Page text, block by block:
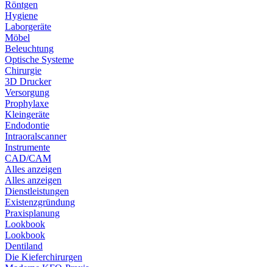
Röntgen
Hygiene
Laborgeräte
Möbel
Beleuchtung
Optische Systeme
Chirurgie
3D Drucker
Versorgung
Prophylaxe
Kleingeräte
Endodontie
Intraoralscanner
Instrumente
CAD/CAM
Alles anzeigen
Alles anzeigen
Dienstleistungen
Existenzgründung
Praxisplanung
Lookbook
Lookbook
Dentiland
Die Kieferchirurgen